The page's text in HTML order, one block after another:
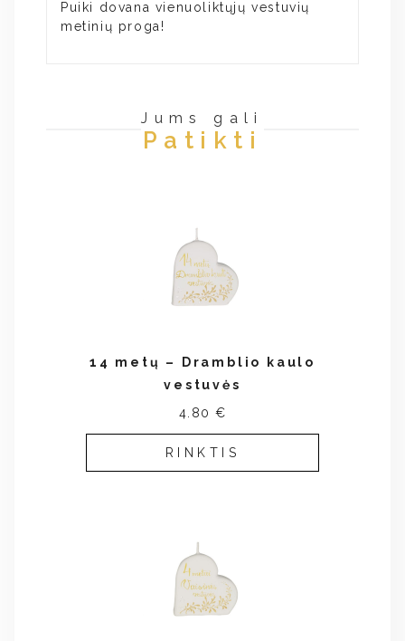
Puiki dovana vienuoliktųjų vestuvių
metinių proga!
Jums gali
Patikti
14 metų – Dramblio kaulo
vestuvės
4.80 €
RINKTIS